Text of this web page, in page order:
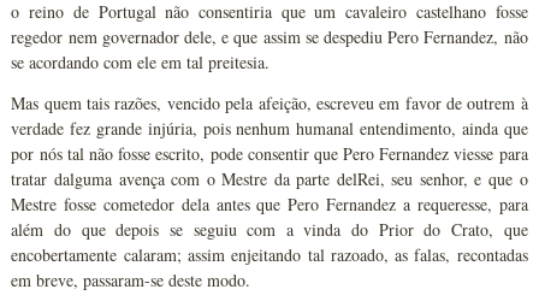
o reino de Portugal não consentiria que um cavaleiro castelhano fosse
regedor nem governador dele, e que assim se despediu Pero Fernandez, não
se acordando com ele em tal preitesia.
Mas quem tais razões, vencido pela afeição, escreveu em favor de outrem à
verdade fez grande injúria, pois nenhum humanal entendimento, ainda que
por nós tal não fosse escrito, pode consentir que Pero Fernandez viesse para
tratar dalguma avença com o Mestre da parte delRei, seu senhor, e que o
Mestre fosse cometedor dela antes que Pero Fernandez a requeresse, para
além do que depois se seguiu com a vinda do Prior do Crato, que
encobertamente calaram; assim enjeitando tal razoado, as falas, recontadas
em breve, passaram-se deste modo.